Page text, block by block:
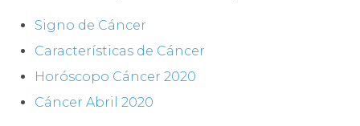
Signo de Cáncer
Características de Cáncer
Horóscopo Cáncer 2020
Cáncer Abril 2020